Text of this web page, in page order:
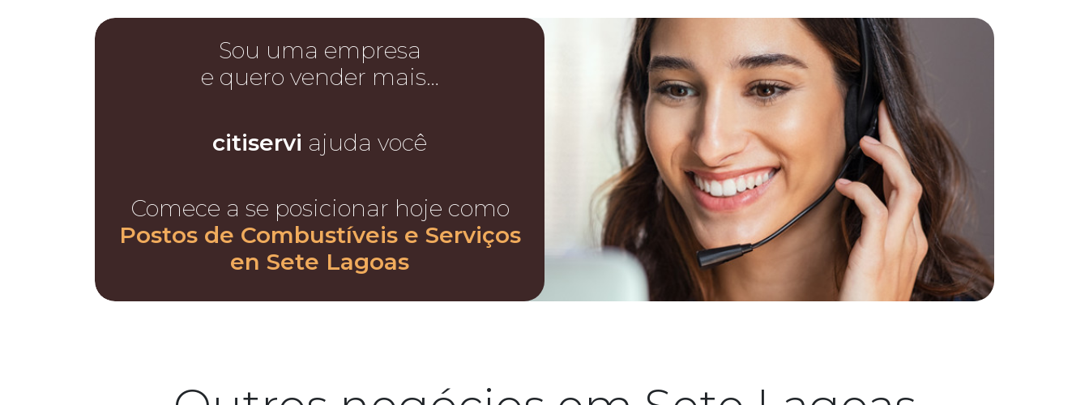
Sou uma empresa
e quero vender mais…
citiservi ajuda você
Comece a se posicionar hoje como
Postos de Combustíveis e Serviços
en Sete Lagoas